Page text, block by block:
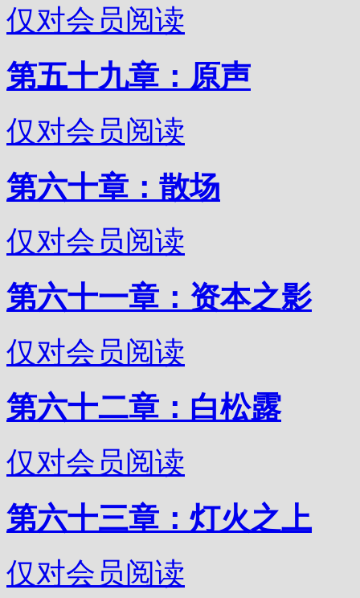
仅对会员阅读
第五十九章：原声
仅对会员阅读
第六十章：散场
仅对会员阅读
第六十一章：资本之影
仅对会员阅读
第六十二章：白松露
仅对会员阅读
第六十三章：灯火之上
仅对会员阅读